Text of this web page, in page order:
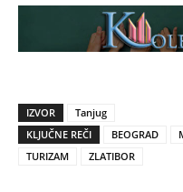
IZVOR
Tanjug
KLJUČNE REČI
BEOGRAD
TURIZAM
ZLATIBOR